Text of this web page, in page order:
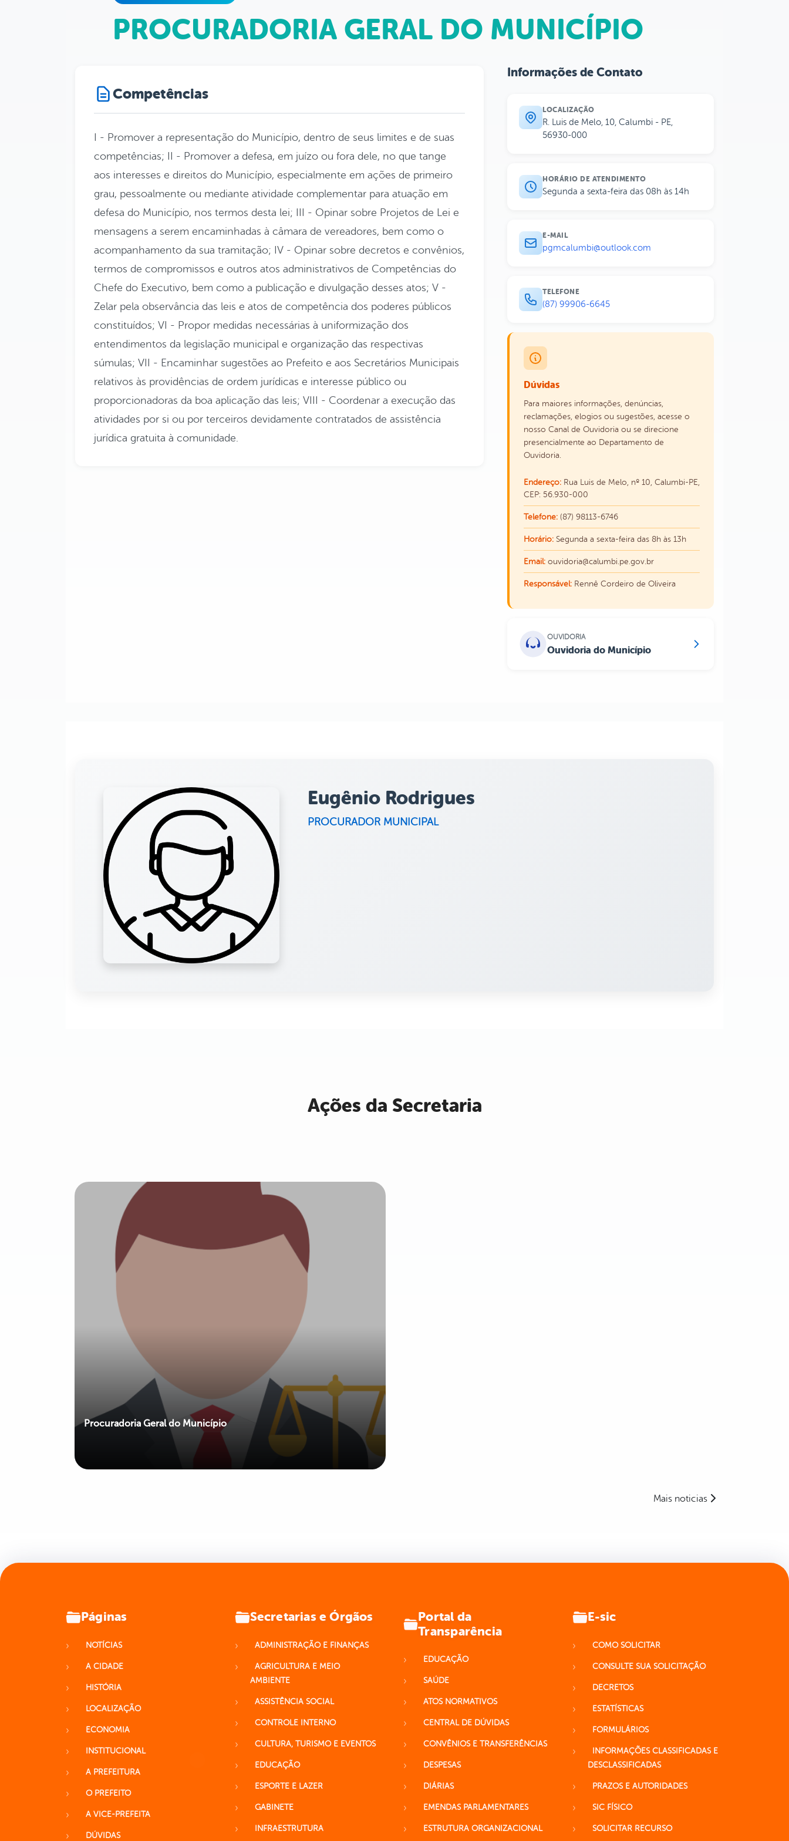
PROCURADORIA GERAL DO MUNICÍPIO
Competências
I - Promover a representação do Município, dentro de seus limites e de suas
competências; II - Promover a defesa, em juízo ou fora dele, no que tange
aos interesses e direitos do Município, especialmente em ações de primeiro
grau, pessoalmente ou mediante atividade complementar para atuação em
defesa do Município, nos termos desta lei; III - Opinar sobre Projetos de Lei e
mensagens a serem encaminhadas à câmara de vereadores, bem como o
acompanhamento da sua tramitação; IV - Opinar sobre decretos e convênios,
termos de compromissos e outros atos administrativos de Competências do
Chefe do Executivo, bem como a publicação e divulgação desses atos; V -
Zelar pela observância das leis e atos de competência dos poderes públicos
constituídos; VI - Propor medidas necessárias à uniformização dos
entendimentos da legislação municipal e organização das respectivas
súmulas; VII - Encaminhar sugestões ao Prefeito e aos Secretários Municipais
relativos às providências de ordem jurídicas e interesse público ou
proporcionadoras da boa aplicação das leis; VIII - Coordenar a execução das
atividades por si ou por terceiros devidamente contratados de assistência
jurídica gratuita à comunidade.
Informações de Contato
LOCALIZAÇÃO
R. Luis de Melo, 10, Calumbi - PE,
56930-000
HORÁRIO DE ATENDIMENTO
Segunda a sexta-feira das 08h às 14h
E-MAIL
pgmcalumbi@outlook.com
TELEFONE
(87) 99906-6645
Dúvidas
Para maiores informações, denúncias,
reclamações, elogios ou sugestões, acesse o
nosso Canal de Ouvidoria ou se direcione
presencialmente ao Departamento de
Ouvidoria.
Endereço: Rua Luis de Melo, nº 10, Calumbi-PE,
CEP: 56.930-000
Telefone: (87) 98113-6746
Horário: Segunda a sexta-feira das 8h às 13h
Email: ouvidoria@calumbi.pe.gov.br
Responsável: Rennê Cordeiro de Oliveira
OUVIDORIA
Ouvidoria do Município
Eugênio Rodrigues
PROCURADOR MUNICIPAL
Ações da Secretaria
Procuradoria Geral do Município
Mais noticias
Páginas
NOTÍCIAS
A CIDADE
HISTÓRIA
LOCALIZAÇÃO
ECONOMIA
INSTITUCIONAL
A PREFEITURA
O PREFEITO
A VICE-PREFEITA
DÚVIDAS
Secretarias e Órgãos
ADMINISTRAÇÃO E FINANÇAS
AGRICULTURA E MEIO
AMBIENTE
ASSISTÊNCIA SOCIAL
CONTROLE INTERNO
CULTURA, TURISMO E EVENTOS
EDUCAÇÃO
ESPORTE E LAZER
GABINETE
INFRAESTRUTURA
Portal da
Transparência
EDUCAÇÃO
SAÚDE
ATOS NORMATIVOS
CENTRAL DE DÚVIDAS
CONVÊNIOS E TRANSFERÊNCIAS
DESPESAS
DIÁRIAS
EMENDAS PARLAMENTARES
ESTRUTURA ORGANIZACIONAL
E-sic
COMO SOLICITAR
CONSULTE SUA SOLICITAÇÃO
DECRETOS
ESTATÍSTICAS
FORMULÁRIOS
INFORMAÇÕES CLASSIFICADAS E
DESCLASSIFICADAS
PRAZOS E AUTORIDADES
SIC FÍSICO
SOLICITAR RECURSO